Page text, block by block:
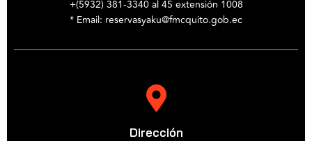
+(5932) 381-3340 al 45 extensión 1008
* Email: reservasyaku@fmcquito.gob.ec
Dirección